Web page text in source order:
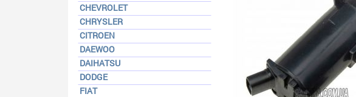
CHEVROLET
CHRYSLER
CITROEN
DAEWOO
DAIHATSU
DODGE
FIAT